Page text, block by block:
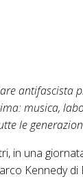
antifascista
musica,
le
in una
Kennedy